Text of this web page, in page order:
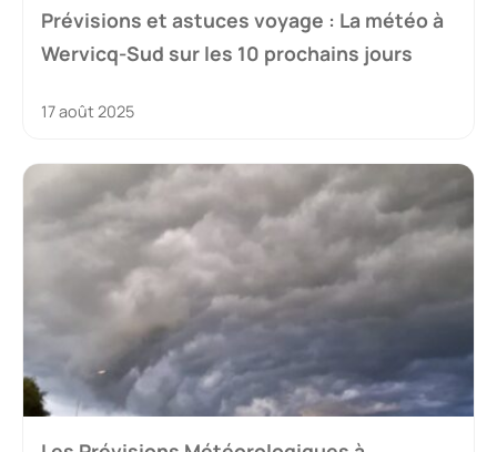
Prévisions et astuces voyage : La météo à
Wervicq-Sud sur les 10 prochains jours
17 août 2025